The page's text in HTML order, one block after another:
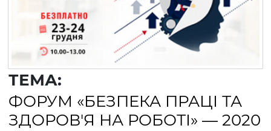
ТЕМА:
ФОРУМ «БЕЗПЕКА ПРАЦІ ТА
ЗДОРОВ'Я НА РОБОТІ» — 2020